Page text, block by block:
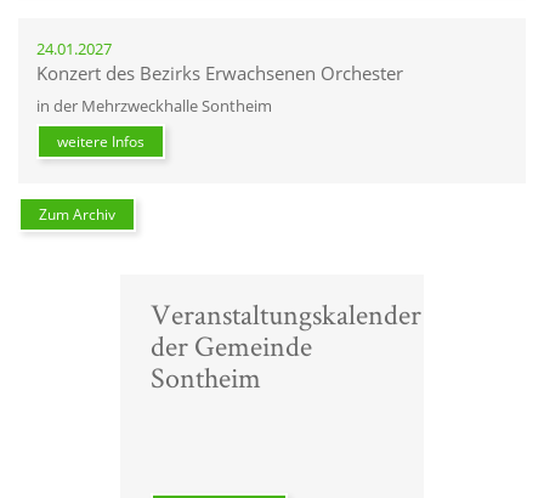
24.01.2027
Konzert des Bezirks Erwachsenen Orchester
in der Mehrzweckhalle Sontheim
weitere Infos
Zum Archiv
Veranstaltungskalender
der Gemeinde
Sontheim